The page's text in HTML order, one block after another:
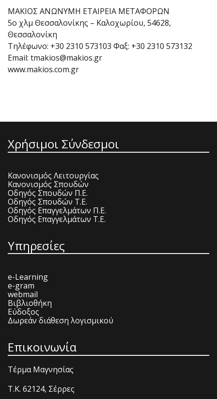
ΜΑΚΙΟΣ ΑΝΩΝΥΜΗ ΕΤΑΙΡΕΙΑ ΜΕΤΑΦΟΡΩΝ
5o χλμ Θεσσαλονίκης – Καλοχωρίου, 54628,
Θεσσαλονίκη
Τηλέφωνο: +30 2310 573103 Φαξ: +30 2310 573132
Email: tmakios@makios.gr
www.makios.com.gr
Χρήσιμοι Σύνδεσμοι
Κανονισμός Λειτουργίας
Κανονισμός Σπουδών
Οδηγός Σπουδών Π.Ε.
Οδηγός Σπουδών Τ.Ε.
Οδηγός Επαγγελμάτων Π.Ε.
Οδηγός Επαγγελμάτων Τ.Ε.
Υπηρεσίες
e-Learning
e-gram
webmail
Βιβλιοθήκη
Εύδοξος
Δωρεάν διάθεση λογισμικού
Επικοινωνία
Τέρμα Μαγνησίας
T.K. 62124, Σέρρες